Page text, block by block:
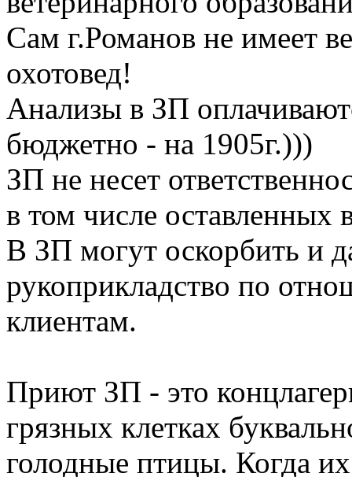
Сам г.Романов не имеет
охотовед!
Анализы в ЗП
бюджетно - на 1905г.)))
ЗП не несет
в том числе оставленных
В ЗП могут оскорбить и
рукоприкладство по
клиентам.
Приют ЗП - это
грязных клетках
голодные птицы. Когда